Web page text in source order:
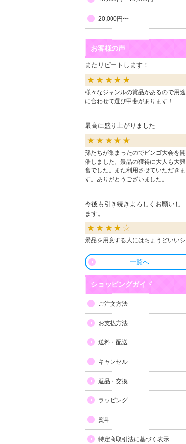
20,000円〜
お客様の声
またリピートします！
様々なジャンルの賞品があるので用途
に合わせて選び甲斐があります！
最高に盛り上がりました
孫たちが集まったのでビンゴ大会を開
催しました。景品の獲得に大人も大興
奮でした。また利用させていただきま
す。ありがとうございました。
今後も引き続きよろしくお願いし
ます。
景品を用意する人にはちょうどいいシ
良かったです
商品も直ぐに届き、一つづづ丁寧に梱
まりのビンゴで利用しましたが、みん
な喜んでもらえました。
利用しやすい
目録景品をよく利用しています。豪華
す。手配が早いので便利です。
一覧へ
ショッピングガイド
ご注文方法
お支払方法
送料・配送
キャンセル
返品・交換
ラッピング
熨斗
特定商取引法に基づく表示